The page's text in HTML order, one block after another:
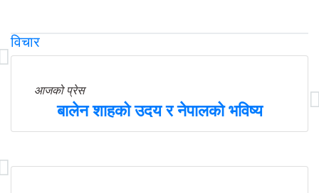
विचार
आजको प्रेस
बालेन शाहको उदय र नेपालको भविष्य